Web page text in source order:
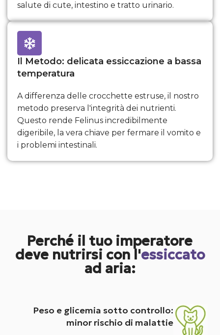
salute di cute, intestino e tratto urinario.
Il Metodo: delicata essiccazione a bassa
temperatura
A differenza delle crocchette estruse, il nostro
metodo preserva l'integrità dei nutrienti.
Questo rende Felinus incredibilmente
digeribile, la vera chiave per fermare il vomito e
i problemi intestinali.
Perché il tuo imperatore
deve nutrirsi con l'essiccato
ad aria:
Peso e glicemia sotto controllo:
minor rischio di malattie